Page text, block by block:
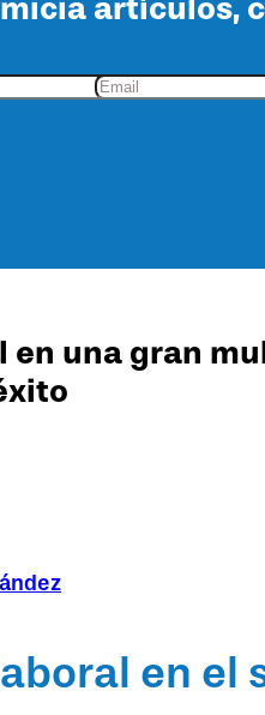
artículos,
en una gran
en el